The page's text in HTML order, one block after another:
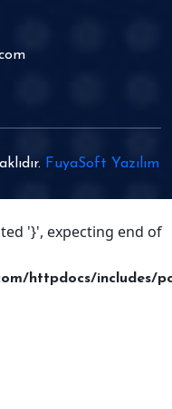
FuyaSoft Yazılım
'}', expecting end of
httpdocs/includes/